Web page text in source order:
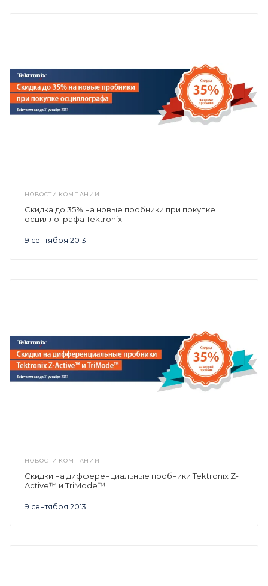
НОВОСТИ КОМПАНИИ
9 сентября 2013
Скидка до 35% на новые пробники при покупке
осциллографа Tektronix
НОВОСТИ КОМПАНИИ
9 сентября 2013
Скидки на дифференциальные пробники Tektronix Z-
Active™ и TriMode™